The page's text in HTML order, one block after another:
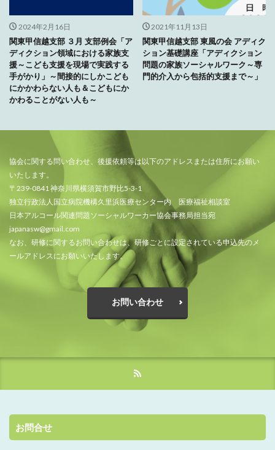
2024年2月16日
関東甲信越支部 ３月 支部例会「ア
ディクション領域における家族支
援～こども支援を現場で実践する
手がかり」～間接的にしかこども
にかかわらない人も＆こどもにか
かわることがない人も～
2021年11月13日
関東甲信越支部 東風の会 アディク
ション基礎講座「アディクション
問題の家族ソーシャルワーク～専
門的介入から包括的支援まで～」
協会に関する問い合わせ、後援依頼等は以下のアドレスまたは住所にお願い
いたします。
〒239-0841 神奈川県横須賀市野比5-3-1
独立行政法人国立病院機構久里浜医療センター内 医療福祉相談室
日本アルコール関連問題ソーシャルワーカー協会事務局担当宛
japanasw@gmail.com
なお、研修に関するお問い合わせは、研修ごとに設定されている申込先のメ
ールアドレスにお願いいたします。
お問い合わせ
お問合せ